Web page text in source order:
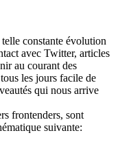
constante évolution
avec Twitter, articles
au courant des
les jours facile de
qui nous arrive
frontenders, sont
suivante: